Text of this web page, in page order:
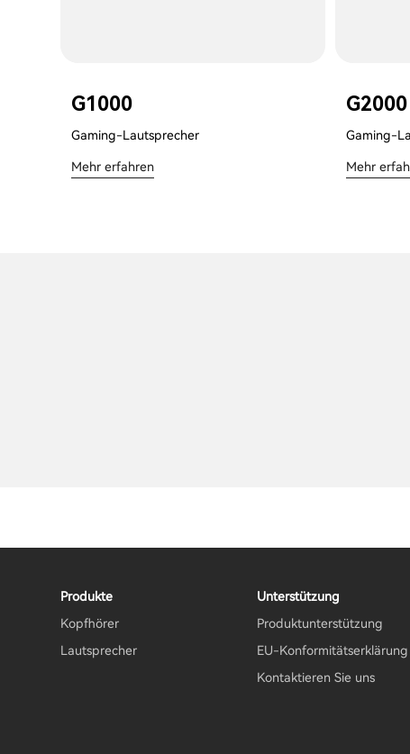
G1000
Gaming-Lautsprecher
Mehr erfahren
G2000
Gaming-
Mehr
Produkte
Kopfhörer
Lautsprecher
Unterstützung
Produktunterstützung
EU-Konformitätserklärung
Kontaktieren Sie uns